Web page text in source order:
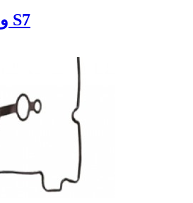
واشر سیلندر هایما S7